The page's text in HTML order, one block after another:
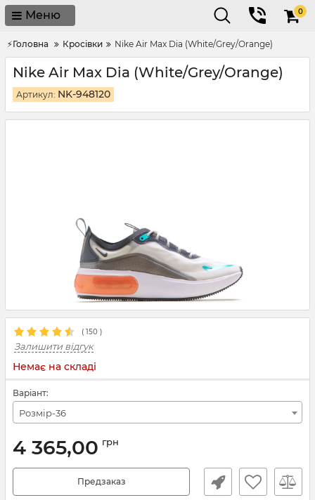
Меню 0
⚡Головна Кросівки Nike Air Max Dia (White/Grey/Orange)
Nike Air Max Dia (White/Grey/Orange)
Артикул: NK-948120
( 150 )
Залишити відгук
Немає на складі
Варіант:
Розмір-36
4 365,00 грн
Предзаказ